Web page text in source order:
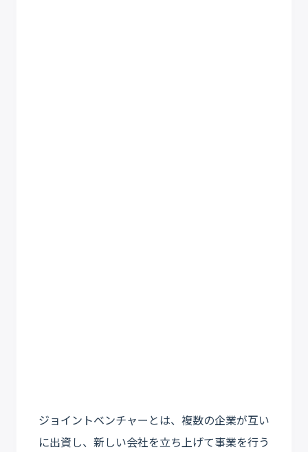
ジョイントベンチャーとは、複数の企業が互い
に出資し、新しい会社を立ち上げて事業を行う